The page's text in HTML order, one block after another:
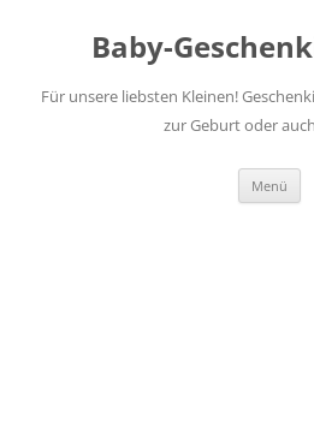
springenBaby-
Für unsere liebsten Kleinen!
zur Geburt oder
Menü